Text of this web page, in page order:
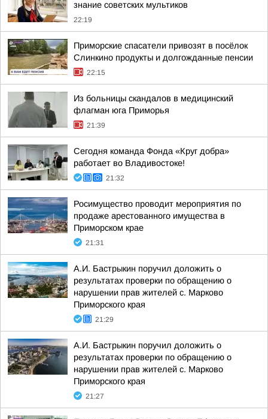
знание советских мультиков
22:19
Приморские спасатели привозят в посёлок
Слинкино продукты и долгожданные пенсии
22:15
Из больницы скандалов в медицинский
флагман юга Приморья
21:39
Сегодня команда Фонда «Круг добра»
работает во Владивостоке!
21:32
Росимущество проводит мероприятия по
продаже арестованного имущества в
Приморском крае
21:31
А.И. Бастрыкин поручил доложить о
результатах проверки по обращению о
нарушении прав жителей с. Марково
Приморского края
21:29
А.И. Бастрыкин поручил доложить о
результатах проверки по обращению о
нарушении прав жителей с. Марково
Приморского края
21:27